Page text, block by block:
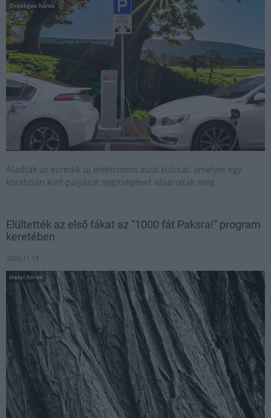
Országos hírek
Átadták az ezredik új elektromos autó kulcsát, amelyet egy
korábban kiírt pályázat segítségével vásároltak meg.
Elültették az első fákat az “1000 fát Paksra!” program
keretében
2020.11.13
Helyi hírek